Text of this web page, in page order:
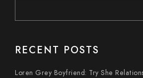
RECENT POSTS
Loren Grey Boyfriend: Try She